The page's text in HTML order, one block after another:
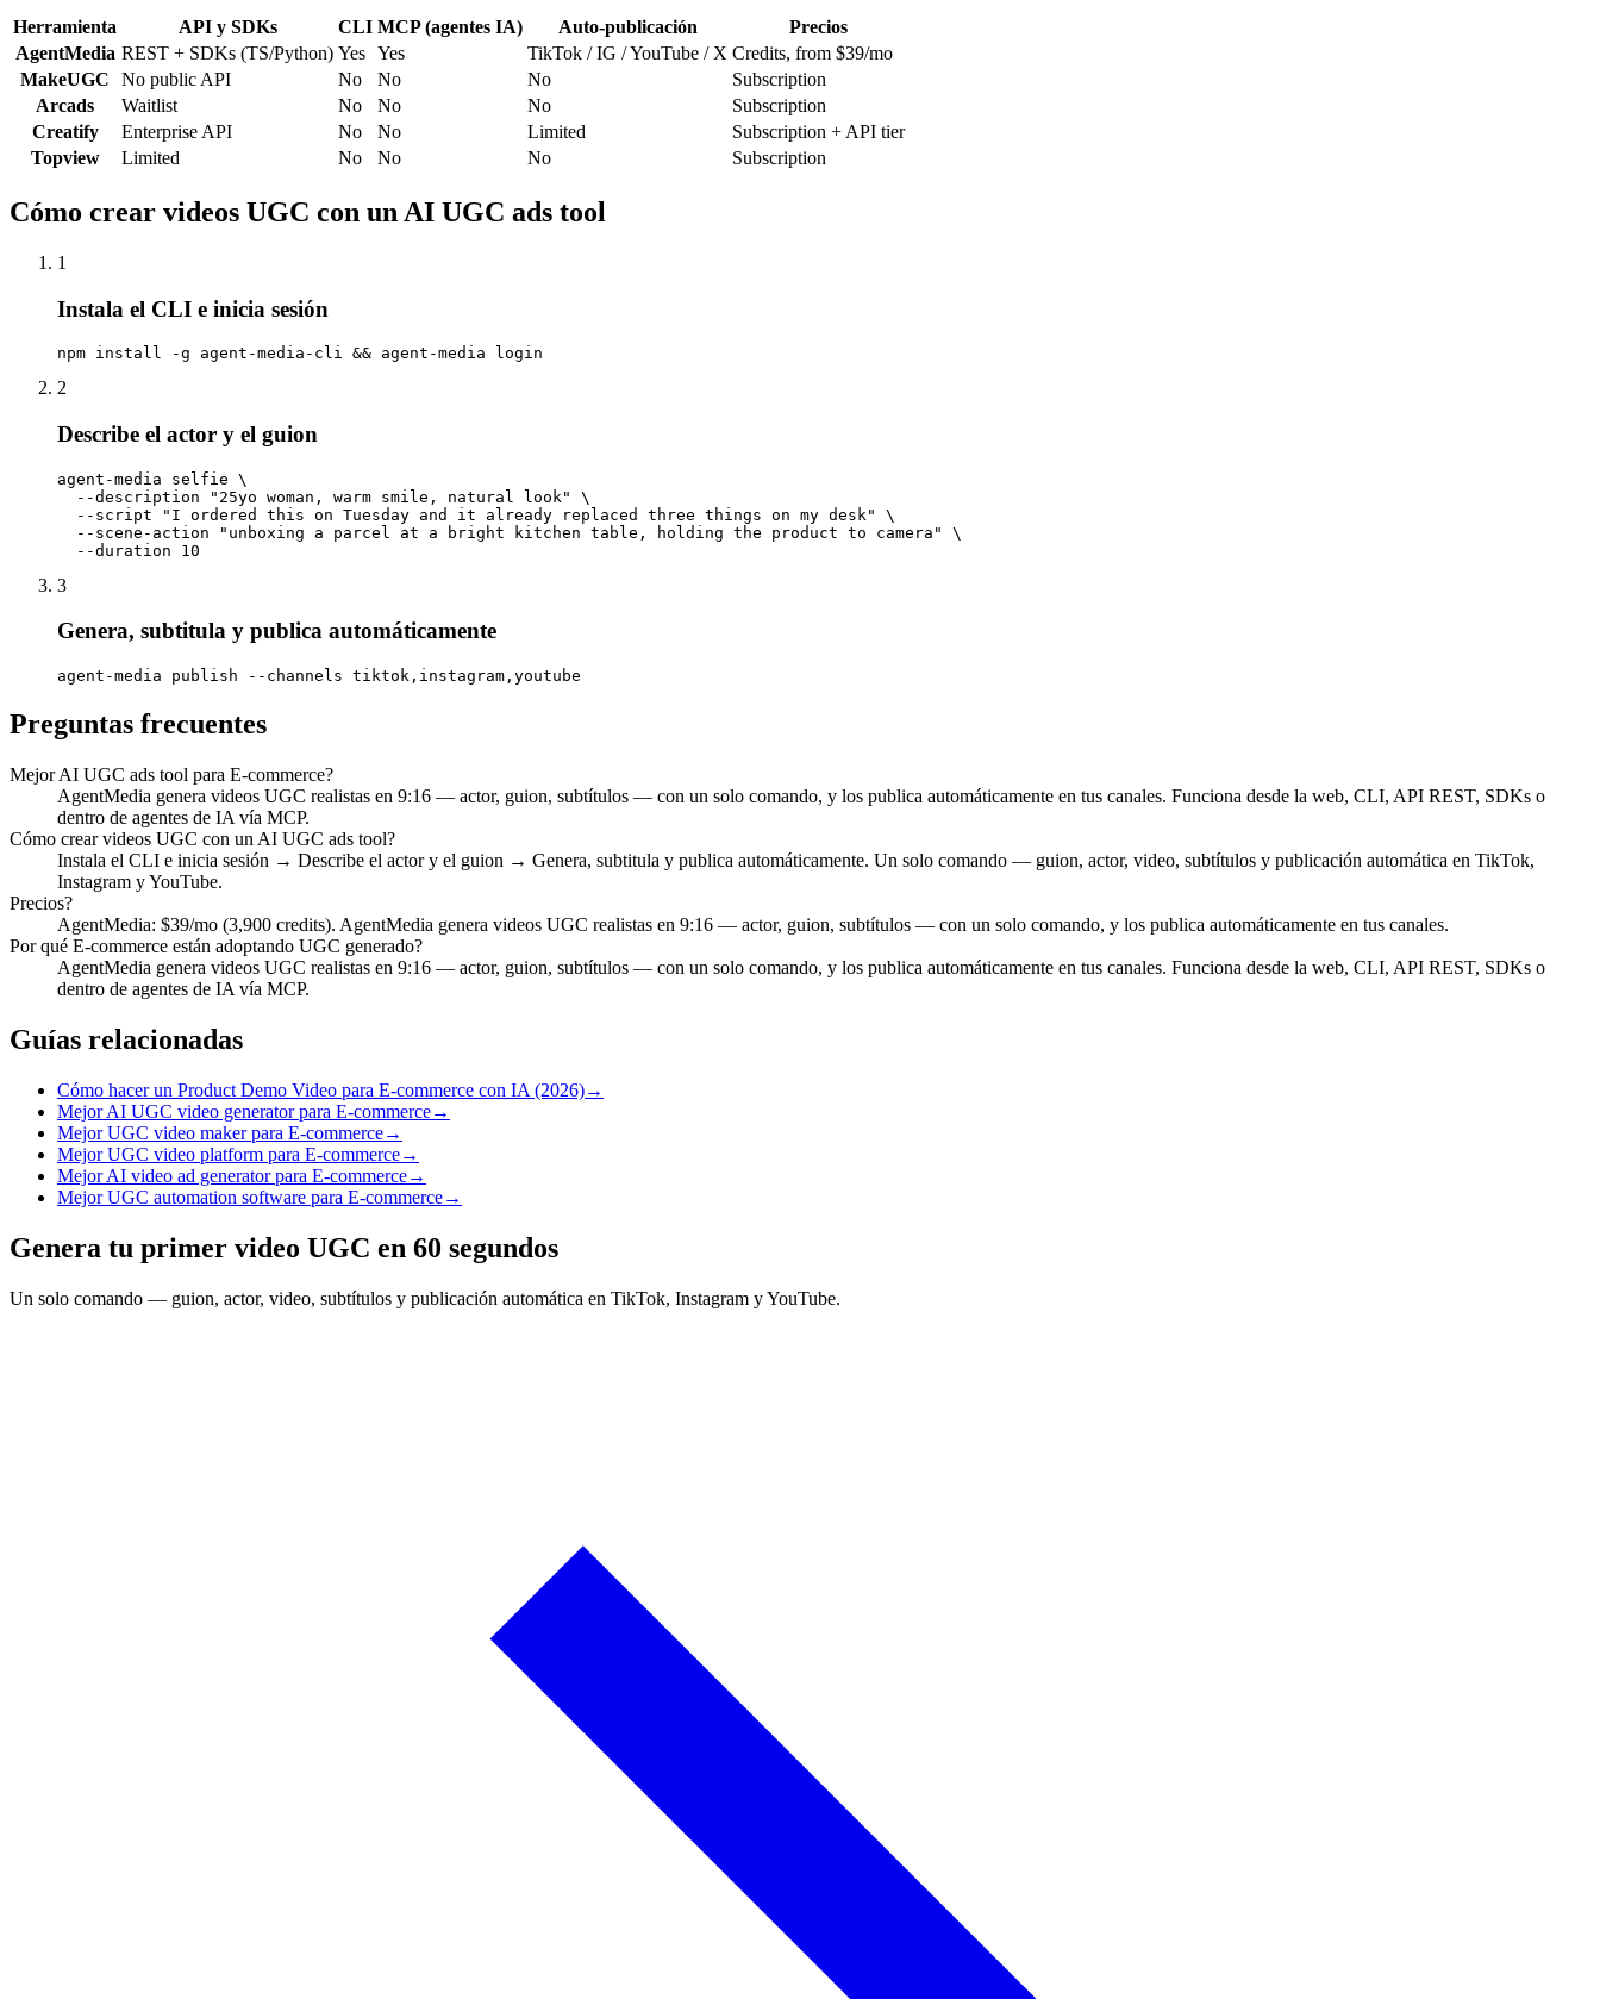
Herramienta API y SDKs CLI MCP (agentes IA) Auto-publicación
Precios
AgentMedia REST + SDKs (TS/Python) Yes Yes TikTok / IG / YouTube / X Credits, from $39/mo
MakeUGC
No public API No No No
Subscription
Arcads
Waitlist No No No
Subscription
Creatify
Enterprise API No No Limited
Subscription + API tier
Topview
Limited No No No Subscription
Cómo crear videos UGC con un AI UGC ads tool
1
Instala el CLI e inicia sesión
npm install -g agent-media-cli && agent-media login
2
Describe el actor y el guion
agent-media selfie \
  --description "25yo woman, warm smile, natural look" \
  --script "I ordered this on Tuesday and it already replaced three things on my desk" \
  --scene-action "unboxing a parcel at a bright kitchen table, holding the product to camera" \
  --duration 10
3
Genera, subtitula y publica automáticamente
agent-media publish --channels tiktok,instagram,youtube
Preguntas frecuentes
Mejor AI UGC ads tool para E-commerce?
AgentMedia genera videos UGC realistas en 9:16 — actor, guion, subtítulos — con un solo comando, y los publica automáticamente en tus canales. Funciona desde la web, CLI, API REST, SDKs o
dentro de agentes de IA vía MCP.
Cómo crear videos UGC con un AI UGC ads tool?
Instala el CLI e inicia sesión → Describe el actor y el guion → Genera, subtitula y publica automáticamente. Un solo comando — guion, actor, video, subtítulos y publicación automática en TikTok,
Instagram y YouTube.
Precios?
AgentMedia: $39/mo (3,900 credits). AgentMedia genera videos UGC realistas en 9:16 — actor, guion, subtítulos — con un solo comando, y los publica automáticamente en tus canales.
Por qué E-commerce están adoptando UGC generado?
AgentMedia genera videos UGC realistas en 9:16 — actor, guion, subtítulos — con un solo comando, y los publica automáticamente en tus canales. Funciona desde la web, CLI, API REST, SDKs o
dentro de agentes de IA vía MCP.
Guías relacionadas
Cómo hacer un Product Demo Video para E-commerce con IA (2026)→
Mejor AI UGC video generator para E-commerce→
Mejor UGC video maker para E-commerce→
Mejor UGC video platform para E-commerce→
Mejor AI video ad generator para E-commerce→
Mejor UGC automation software para E-commerce→
Genera tu primer video UGC en 60 segundos
Un solo comando — guion, actor, video, subtítulos y publicación automática en TikTok, Instagram y YouTube.